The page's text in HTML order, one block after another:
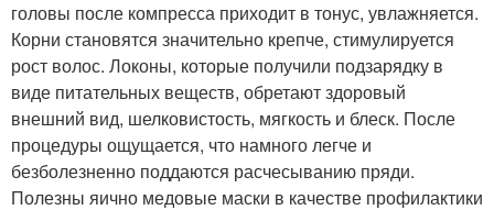
головы после компресса приходит в тонус, увлажняется.
Корни становятся значительно крепче, стимулируется
рост волос. Локоны, которые получили подзарядку в
виде питательных веществ, обретают здоровый
внешний вид, шелковистость, мягкость и блеск. После
процедуры ощущается, что намного легче и
безболезненно поддаются расчесыванию пряди.
Полезны яично медовые маски в качестве профилактики